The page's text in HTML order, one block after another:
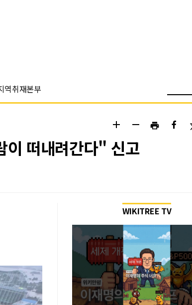
역취재본부
add remove print
떠내려간다" 신고
WIKITREE TV